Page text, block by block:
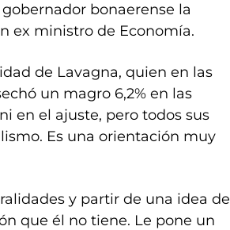
bonaerense la
ex ministro de Economía.
de Lavagna, quien en las
un magro 6,2% en las
en el ajuste, pero todos sus
Es una orientación muy
y partir de una idea de
que él no tiene. Le pone un